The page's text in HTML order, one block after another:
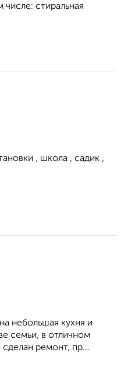
стиральная
, школа , садик ,
небольшая кухня и
семьи, в отличном
ремонт, пр...